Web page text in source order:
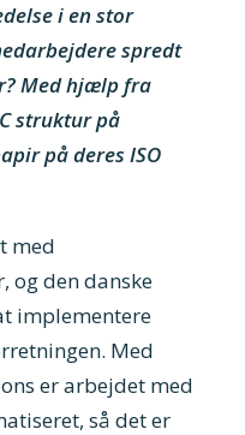
i en stor
spredt
Med hjælp fra
struktur på
på deres ISO
med
og den danske
implementere
Med
er arbejdet med
så det er